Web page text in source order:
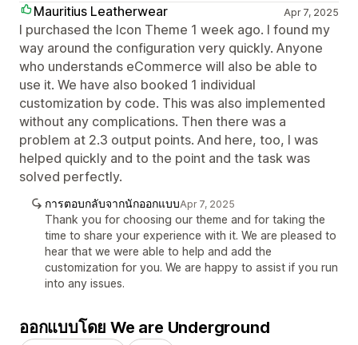
Mauritius Leatherwear Apr 7, 2025
I purchased the Icon Theme 1 week ago. I found my
way around the configuration very quickly. Anyone
who understands eCommerce will also be able to
use it. We have also booked 1 individual
customization by code. This was also implemented
without any complications. Then there was a
problem at 2.3 output points. And here, too, I was
helped quickly and to the point and the task was
solved perfectly.
การตอบกลับจากนักออกแบบApr 7, 2025
Thank you for choosing our theme and for taking the
time to share your experience with it. We are pleased to
hear that we were able to help and add the
customization for you. We are happy to assist if you run
into any issues.
ออกแบบโดย We are Underground